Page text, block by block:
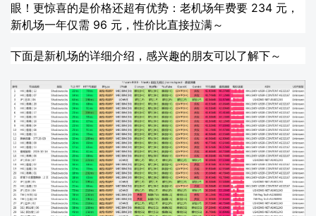
眼！更惊喜的是价格还超有优势：老机场年费要 234 元，
新机场一年仅需 96 元，性价比直接拉满～
下面是新机场的详细介绍，感兴趣的朋友可以了解下～